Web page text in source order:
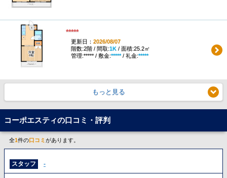
*****
更新日： 2026/08/07
階数:2階 / 間取:1K/ 面積:25.2㎡
管理:***** / 敷金:*****/ 礼金:*****
もっと見る
コーポエスティの口コミ・評判
全1件の口コミ があります。
スタッフ -